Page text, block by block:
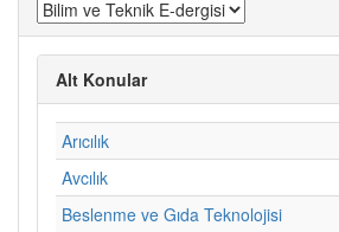
Alt Konular
Arıcılık
Avcılık
Beslenme ve Gıda Teknolojisi